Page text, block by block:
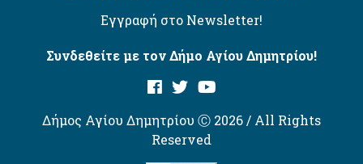
Εγγραφή στο Newsletter!
Συνδεθείτε με τον Δήμο Αγίου Δημητρίου!
Δήμος Αγίου Δημητρίου Ⓒ 2026 / All Rights
Reserved